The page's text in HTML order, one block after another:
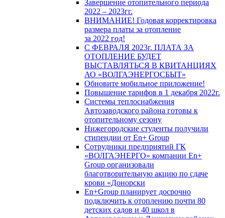
Завершение отопительного периода
2022 – 2023гг.
ВНИМАНИЕ! Годовая корректировка
размера платы за отопление
за 2022 год!
С ФЕВРАЛЯ 2023г. ПЛАТА ЗА
ОТОПЛЕНИЕ БУДЕТ
ВЫСТАВЛЯТЬСЯ В КВИТАНЦИЯХ
АО «ВОЛГАЭНЕРГОСБЫТ»
Обновите мобильное приложение!
Повышение тарифов в 1 декабря 2022г.
Системы теплоснабжения
Автозаводского района готовы к
отопительному сезону
Нижегородские студенты получили
стипендии от En+ Group
Сотрудники предприятий ГК
«ВОЛГАЭНЕРГО» компании En+
Group организовали
благотворительную акцию по сдаче
крови «Донорски
En+Group планирует досрочно
подключить к отоплению почти 80
детских садов и 40 школ в